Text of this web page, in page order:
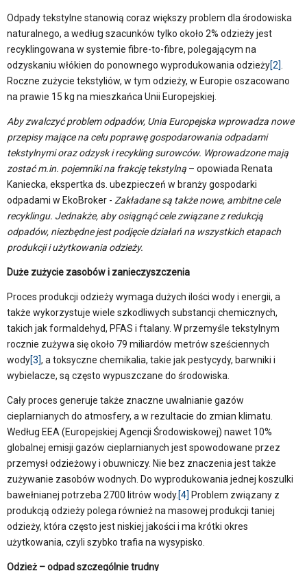
Odpady tekstylne stanowią coraz większy problem dla środowiska
naturalnego, a według szacunków tylko około 2% odzieży jest
recyklingowana w systemie fibre-to-fibre, polegającym na
odzyskaniu włókien do ponownego wyprodukowania odzieży[2]
Roczne zużycie tekstyliów, w tym odzieży, w Europie oszacowano
na prawie 15 kg na mieszkańca Unii Europejskiej.
Aby zwalczyć problem odpadów, Unia Europejska wprowadza nowe
przepisy mające na celu poprawę gospodarowania odpadami
tekstylnymi oraz odzysk i recykling surowców. Wprowadzone mają
zostać m.in. pojemniki na frakcję tekstylną – opowiada Renata
Kaniecka, ekspertka ds. ubezpieczeń w branży gospodarki
odpadami w EkoBroker - Zakładane są także nowe, ambitne cele
recyklingu. Jednakże, aby osiągnąć cele związane z redukcją
odpadów, niezbędne jest podjęcie działań na wszystkich etapach
produkcji i użytkowania odzieży.
Duże zużycie zasobów i zanieczyszczenia
Proces produkcji odzieży wymaga dużych ilości wody i energii, a
także wykorzystuje wiele szkodliwych substancji chemicznych,
takich jak formaldehyd, PFAS i ftalany. W przemyśle tekstylnym
rocznie zużywa się około 79 miliardów metrów sześciennych
wody[3], a toksyczne chemikalia, takie jak pestycydy, barwniki i
wybielacze, są często wypuszczane do środowiska.
Cały proces generuje także znaczne uwalnianie gazów
cieplarnianych do atmosfery, a w rezultacie do zmian klimatu.
Według EEA (Europejskiej Agencji Środowiskowej) nawet 10%
globalnej emisji gazów cieplarnianych jest spowodowane przez
przemysł odzieżowy i obuwniczy. Nie bez znaczenia jest także
zużywanie zasobów wodnych. Do wyprodukowania jednej koszulki
bawełnianej potrzeba 2700 litrów wody. [4] Problem związany z
produkcją odzieży polega również na masowej produkcji taniej
odzieży, która często jest niskiej jakości i ma krótki okres
użytkowania, czyli szybko trafia na wysypisko.
Odzież – odpad szczególnie trudny